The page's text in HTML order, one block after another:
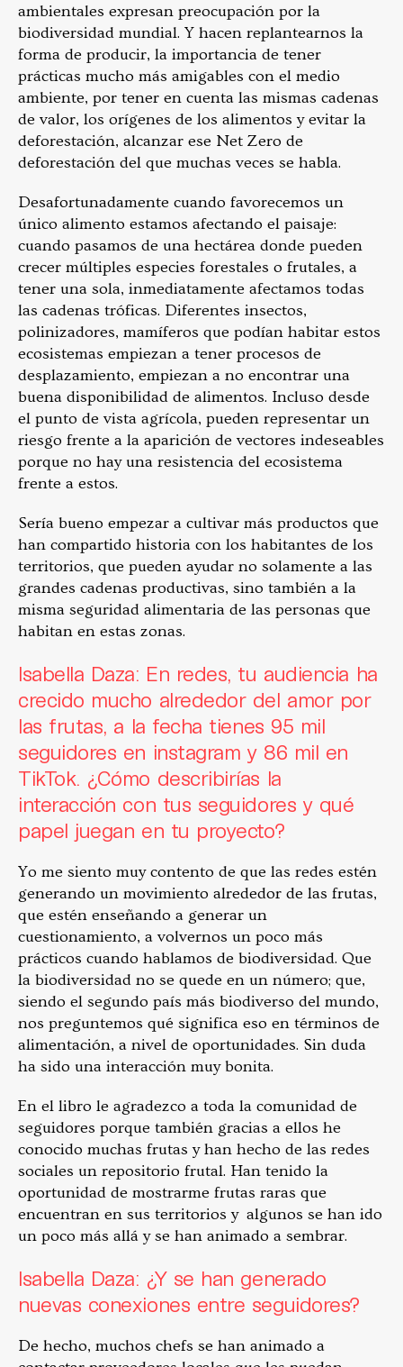
ambientales expresan preocupación por la
biodiversidad mundial. Y hacen replantearnos la
forma de producir, la importancia de tener
prácticas mucho más amigables con el medio
ambiente, por tener en cuenta las mismas cadenas
de valor, los orígenes de los alimentos y evitar la
deforestación, alcanzar ese Net Zero de
deforestación del que muchas veces se habla.
Desafortunadamente cuando favorecemos un
único alimento estamos afectando el paisaje:
cuando pasamos de una hectárea donde pueden
crecer múltiples especies forestales o frutales, a
tener una sola, inmediatamente afectamos todas
las cadenas tróficas. Diferentes insectos,
polinizadores, mamíferos que podían habitar estos
ecosistemas empiezan a tener procesos de
desplazamiento, empiezan a no encontrar una
buena disponibilidad de alimentos. Incluso desde
el punto de vista agrícola, pueden representar un
riesgo frente a la aparición de vectores indeseables
porque no hay una resistencia del ecosistema
frente a estos.
Sería bueno empezar a cultivar más productos que
han compartido historia con los habitantes de los
territorios, que pueden ayudar no solamente a las
grandes cadenas productivas, sino también a la
misma seguridad alimentaria de las personas que
habitan en estas zonas.
Isabella Daza: En redes, tu audiencia ha
crecido mucho alrededor del amor por
las frutas, a la fecha tienes 95 mil
seguidores en instagram y 86 mil en
TikTok. ¿Cómo describirías la
interacción con tus seguidores y qué
papel juegan en tu proyecto?
Yo me siento muy contento de que las redes estén
generando un movimiento alrededor de las frutas,
que estén enseñando a generar un
cuestionamiento, a volvernos un poco más
prácticos cuando hablamos de biodiversidad. Que
la biodiversidad no se quede en un número; que,
siendo el segundo país más biodiverso del mundo,
nos preguntemos qué significa eso en términos de
alimentación, a nivel de oportunidades. Sin duda
ha sido una interacción muy bonita.
En el libro le agradezco a toda la comunidad de
seguidores porque también gracias a ellos he
conocido muchas frutas y han hecho de las redes
sociales un repositorio frutal. Han tenido la
oportunidad de mostrarme frutas raras que
encuentran en sus territorios y algunos se han ido
un poco más allá y se han animado a sembrar.
Isabella Daza: ¿Y se han generado
nuevas conexiones entre seguidores?
De hecho, muchos chefs se han animado a